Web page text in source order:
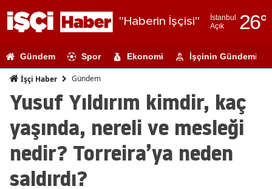
"Haberin İşçisi"
İstanbul
Açık
26°
Adıyaman
Ağrı
Amasya
Ankara
Gündem Spor Ekonomi İşçinin Gündemi
İşçi Haber Gündem
Yusuf Yıldırım kimdir, kaç
yaşında, nereli ve mesleği
nedir? Torreira’ya neden
saldırdı?